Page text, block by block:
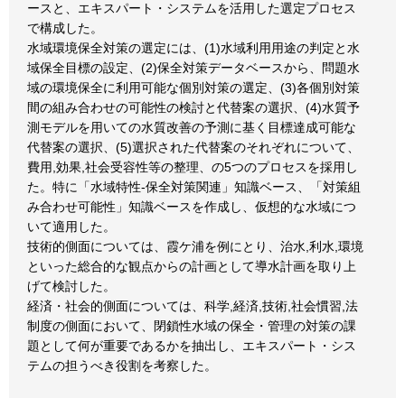
ースと、エキスパート・システムを活用した選定プロセス
で構成した。
水域環境保全対策の選定には、(1)水域利用用途の判定と水
域保全目標の設定、(2)保全対策データベースから、問題水
域の環境保全に利用可能な個別対策の選定、(3)各個別対策
間の組み合わせの可能性の検討と代替案の選択、(4)水質予
測モデルを用いての水質改善の予測に基く目標達成可能な
代替案の選択、(5)選択された代替案のそれぞれについて、
費用,効果,社会受容性等の整理、の5つのプロセスを採用し
た。特に「水域特性-保全対策関連」知識ベース、「対策組
み合わせ可能性」知識ベースを作成し、仮想的な水域につ
いて適用した。
技術的側面については、霞ケ浦を例にとり、治水,利水,環境
といった総合的な観点からの計画として導水計画を取り上
げて検討した。
経済・社会的側面については、科学,経済,技術,社会慣習,法
制度の側面において、閉鎖性水域の保全・管理の対策の課
題として何が重要であるかを抽出し、エキスパート・シス
テムの担うべき役割を考察した。